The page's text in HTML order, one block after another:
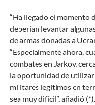
“Ha llegado el momento
deberían levantar
de armas donadas a
“Especialmente ahora,
combates en Jarkov,
la oportunidad de
militares legítimos en
sea muy difícil”, añadió (*).